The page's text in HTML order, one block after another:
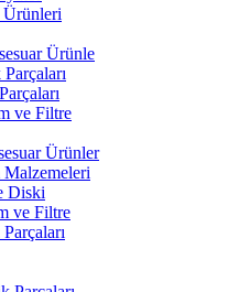
Ürünleri
Ürünle
ve Filtre
Ürünler
Diski
ve Filtre